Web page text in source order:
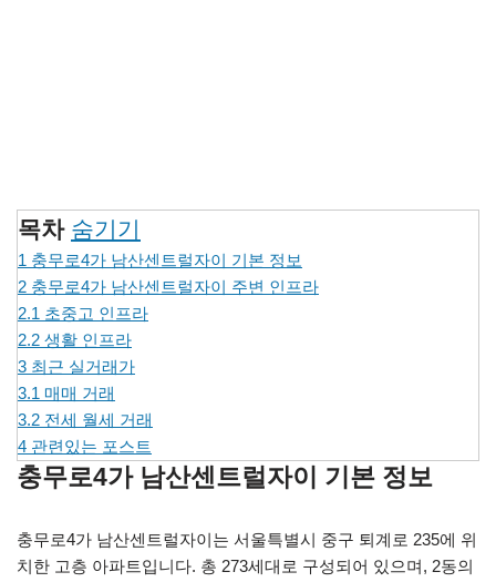
목차 숨기기
1 충무로4가 남산센트럴자이 기본 정보
2 충무로4가 남산센트럴자이 주변 인프라
2.1 초중고 인프라
2.2 생활 인프라
3 최근 실거래가
3.1 매매 거래
3.2 전세 월세 거래
4 관련있는 포스트
충무로4가 남산센트럴자이 기본 정보
충무로4가 남산센트럴자이는 서울특별시 중구 퇴계로 235에 위
치한 고층 아파트입니다. 총 273세대로 구성되어 있으며, 2동의